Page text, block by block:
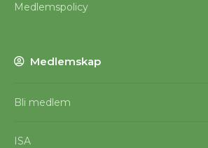
Medlemspolicy
Medlemskap
Bli medlem
ISA